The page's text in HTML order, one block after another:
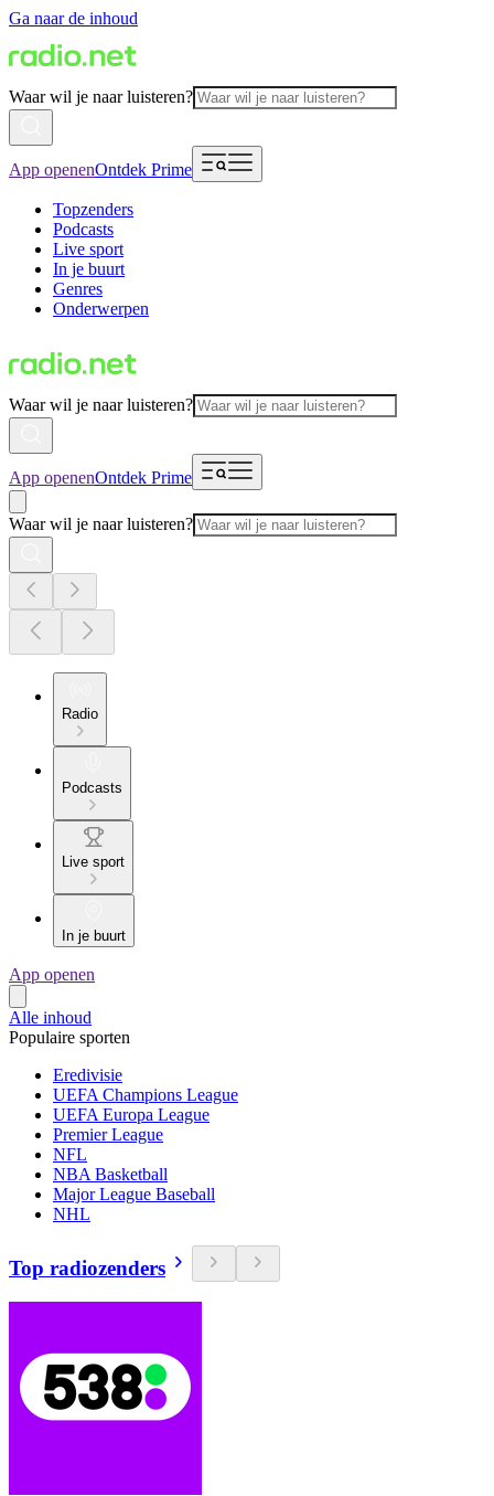
Ga naar de inhoud
Waar wil je naar luisteren?
App openenOntdek Prime
Topzenders
Podcasts
Live sport
In je buurt
Genres
Onderwerpen
Waar wil je naar luisteren?
App openenOntdek Prime
Waar wil je naar luisteren?
Radio
Podcasts
Live sport
In je buurt
App openen
Alle inhoud
Populaire sporten
Eredivisie
UEFA Champions League
UEFA Europa League
Premier League
NFL
NBA Basketball
Major League Baseball
NHL
Top radiozenders